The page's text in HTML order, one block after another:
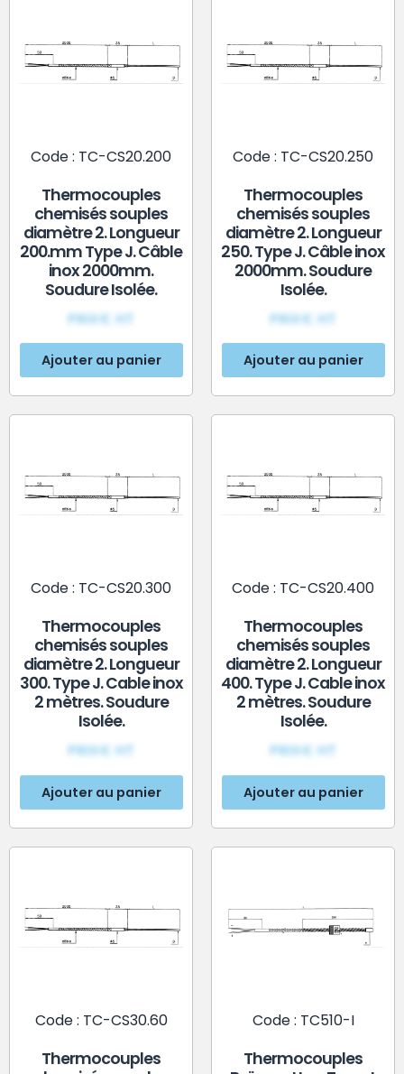
Code : TC-CS20.200
Thermocouples
chemisés souples
diamètre 2. Longueur
200.mm Type J. Câble
inox 2000mm.
Soudure Isolée.
PRIX€ HT
Ajouter au panier
Code : TC-CS20.250
Thermocouples
chemisés souples
diamètre 2. Longueur
250. Type J. Câble inox
2000mm. Soudure
Isolée.
PRIX€ HT
Ajouter au panier
Code : TC-CS20.300
Thermocouples
chemisés souples
diamètre 2. Longueur
300. Type J. Cable inox
2 mètres. Soudure
Isolée.
PRIX€ HT
Ajouter au panier
Code : TC-CS20.400
Thermocouples
chemisés souples
diamètre 2. Longueur
400. Type J. Cable inox
2 mètres. Soudure
Isolée.
PRIX€ HT
Ajouter au panier
Code : TC-CS30.60
Thermocouples
Code : TC510-I
Thermocouples